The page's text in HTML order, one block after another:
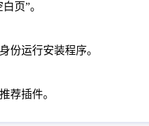
页”。
份运行安装程序。
荐插件。